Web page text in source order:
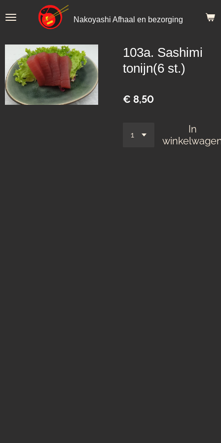
direct
de
hoofdinhoud
Nakoyashi Afhaal en bezorging
103a. Sashimi
tonijn(6 st.)
€ 8,50
In